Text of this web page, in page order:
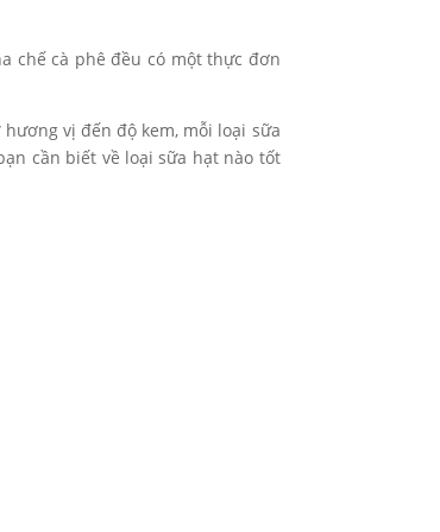
chế cà phê đều có một thực đơn
vị đến độ kem, mỗi loại sữa
cần biết về loại sữa hạt nào tốt